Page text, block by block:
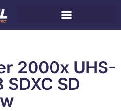
2000x UHS-
SD